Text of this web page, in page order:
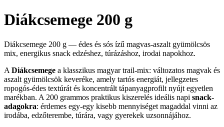
Diákcsemege 200 g
Diákcsemege 200 g — édes és sós ízű magvas-aszalt gyümölcsös
mix, energikus snack edzéshez, túrázáshoz, irodai napokhoz.
A Diákcsemege a klasszikus magyar trail-mix: változatos magvak és
aszalt gyümölcsök keveréke, amely tartós energiát, jellegzetes
ropogós-édes textúrát és koncentrált tápanyagprofilt nyújt egyetlen
marékban. A 200 grammos praktikus kiszerelés ideális napi snack-
adagokra: érdemes egy-egy kisebb mennyiséget magaddal vinni az
irodába, edzőterembe, túrára, vagy gyerekek uzsonnájához.